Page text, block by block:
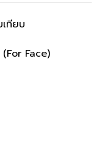
เทียบ
Face)